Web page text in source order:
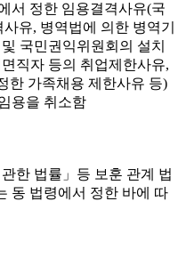
서 정한 임용결격사유(국
유, 병역법에 의한 병역기
국민권익위원회의 설치
직자 등의 취업제한사유,
한 가족채용 제한사유 등)
용을 취소함
한 법률」등 보훈 관계 법
동 법령에서 정한 바에 따